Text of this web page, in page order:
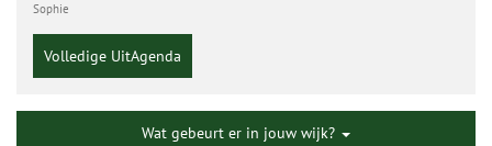
Sophie
Volledige UitAgenda
Wat gebeurt er in jouw wijk?